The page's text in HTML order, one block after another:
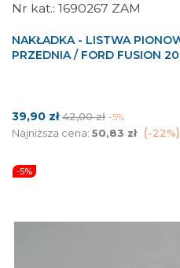
1690267 ZAM
NAKŁADKA - LISTWA
PRZEDNIA / FORD FUSION
Cena
39,90 zł Cena
podstawowa
42,00 zł -5%
Najniższa cena: 50,83 zł -22%
-5%